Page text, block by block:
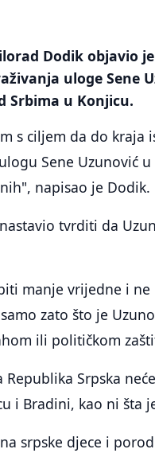
Dodik objavio
uloge Sene
Srbima u Konjicu.
s ciljem da do kraja
Sene Uzunović
napisao je Dodik.
tvrditi da
manje vrijedne i
zato što je
ili političkom
Srpska
i Bradini, kao ni šta
srpske djece i